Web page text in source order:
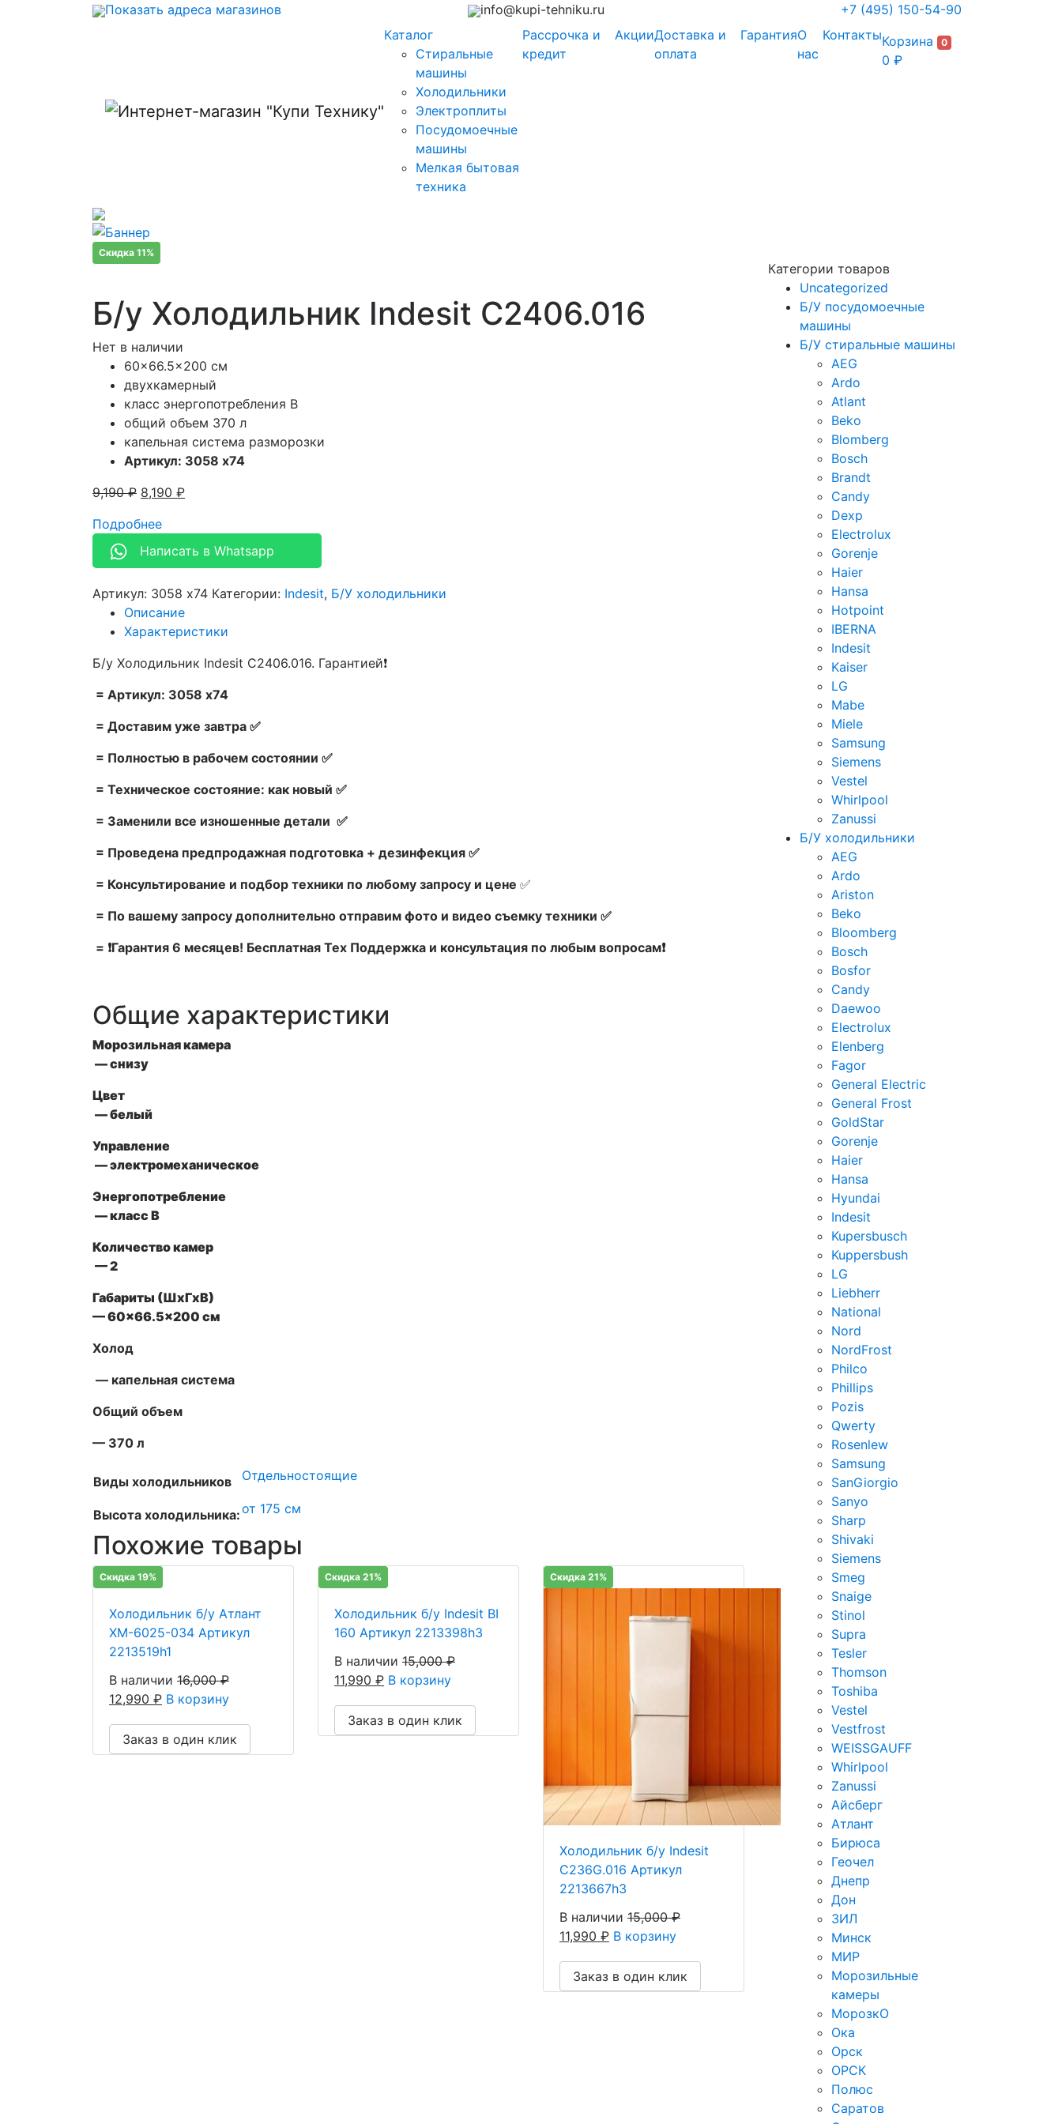
Показать адреса магазинов info@kupi-tehniku.ru
+7 (495) 150-54-90
Каталог
Стиральные
машины
Холодильники
Электроплиты
Посудомоечные
машины
Мелкая бытовая
техника
Рассрочка и
кредит
АкцииДоставка и
оплата
ГарантияО
нас
КонтактыКорзина 0
0 ₽
Скидка 11%
Б/у Холодильник Indesit C2406.016
Нет в наличии
60×66.5×200 см
двухкамерный
класс энергопотребления B
общий объем 370 л
капельная система разморозки
Артикул: 3058 x74
9,190₽ 8,190 ₽
Подробнее
Написать в Whatsapp
Артикул: 3058 x74 Категории: Indesit, Б/У холодильники
Описание
Характеристики
Б/у Холодильник Indesit C2406.016. Гарантией❗
= Артикул: 3058 x74
= Доставим уже завтра ✅
= Полностью в рабочем состоянии ✅
= Техническое состояние: как новый ✅
= Заменили все изношенные детали ✅
= Проведена предпродажная подготовка + дезинфекция ✅
= Консультирование и подбор техники по любому запросу и цене ✅
= По вашему запросу дополнительно отправим фото и видео съемку техники ✅
= ❗Гарантия 6 месяцев! Бесплатная Тех Поддержка и консультация по любым вопросам❗
Общие характеристики
Морозильная камера
— снизу
Цвет
— белый
Управление
— электромеханическое
Энергопотребление
— класс В
Количество камер
— 2
Габариты (ШxГxВ)
— 60×66.5×200 см
Холод
— капельная система
Общий объем
— 370 л
Виды холодильников Отдельностоящие
Высота холодильника:от 175 см
Похожие товары
Скидка 19%
Холодильник б/у Атлант
ХМ-6025-034 Артикул
2213519h1
В наличии 16,000₽
12,990 ₽ В корзину
Заказ в один клик
Скидка 21%
Холодильник б/у Indesit BI
160 Артикул 2213398h3
В наличии 15,000₽
11,990 ₽ В корзину
Заказ в один клик
Скидка 21%
Холодильник б/у Indesit
C236G.016 Артикул
2213667h3
В наличии 15,000₽
11,990 ₽ В корзину
Заказ в один клик
Категории товаров
Uncategorized
Б/У посудомоечные
машины
Б/У стиральные машины
AEG
Ardo
Atlant
Beko
Blomberg
Bosch
Brandt
Candy
Dexp
Electrolux
Gorenje
Haier
Hansa
Hotpoint
IBERNA
Indesit
Kaiser
LG
Mabe
Miele
Samsung
Siemens
Vestel
Whirlpool
Zanussi
Б/У холодильники
AEG
Ardo
Ariston
Beko
Bloomberg
Bosch
Bosfor
Candy
Daewoo
Electrolux
Elenberg
Fagor
General Electric
General Frost
GoldStar
Gorenje
Haier
Hansa
Hyundai
Indesit
Kupersbusch
Kuppersbush
LG
Liebherr
National
Nord
NordFrost
Philco
Phillips
Pozis
Qwerty
Rosenlew
Samsung
SanGiorgio
Sanyo
Sharp
Shivaki
Siemens
Smeg
Snaige
Stinol
Supra
Tesler
Thomson
Toshiba
Vestel
Vestfrost
WEISSGAUFF
Whirlpool
Zanussi
Айсберг
Атлант
Бирюса
Геочел
Днепр
Дон
ЗИЛ
Минск
МИР
Морозильные
камеры
МорозкО
Ока
Орск
ОРСК
Полюс
Саратов